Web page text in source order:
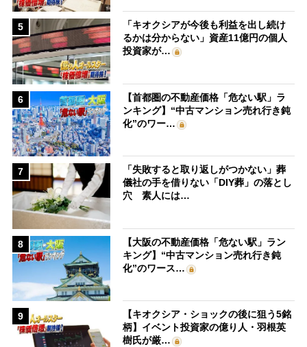
5
「キオクシアが今後も利益を出し続け
るかは分からない」資産11億円の個人
投資家が…
6
【首都圏の不動産価格「危ない駅」ラ
ンキング】“中古マンション売れ行き鈍
化”のワー…
7
「失敗すると取り返しがつかない」葬
儀社の手を借りない「DIY葬」の落とし
穴 素人には…
8
【大阪の不動産価格「危ない駅」ラン
キング】“中古マンション売れ行き鈍
化”のワース…
9
【キオクシア・ショックの後に狙う5銘
柄】イベント投資家の億り人・羽根英
樹氏が厳…